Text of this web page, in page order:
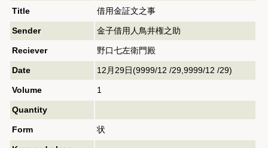
Title 借用金証文之事
Sender 金子借用人鳥井権之助
Reciever 野口七左衛門殿
Date 12月29日(9999/12 /29,9999/12 /29)
Volume 1
Quantity
Form 状